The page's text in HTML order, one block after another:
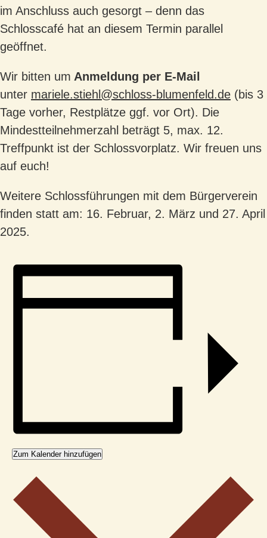
im Anschluss auch gesorgt – denn das
Schlosscafé hat an diesem Termin parallel
geöffnet.
Wir bitten um Anmeldung per E-Mail
unter mariele.stiehl@schloss-blumenfeld.de (bis 3
Tage vorher, Restplätze ggf. vor Ort). Die
Mindestteilnehmerzahl beträgt 5, max. 12.
Treffpunkt ist der Schlossvorplatz. Wir freuen uns
auf euch!
Weitere Schlossführungen mit dem Bürgerverein
finden statt am: 16. Februar, 2. März und 27. April
2025.
Zum Kalender hinzufügen